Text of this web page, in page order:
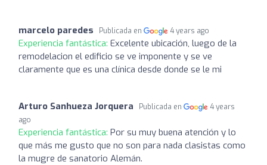
marcelo paredes Publicada en 4 years ago
Experiencia fantástica: Excelente ubicación, luego de la
remodelacion el edificio se ve imponente y se ve
claramente que es una clínica desde donde se le mi
Arturo Sanhueza Jorquera Publicada en
4 years
ago
Experiencia fantástica: Por su muy buena atención y lo
que más me gusto que no son para nada clasistas como
la mugre de sanatorio Alemán.